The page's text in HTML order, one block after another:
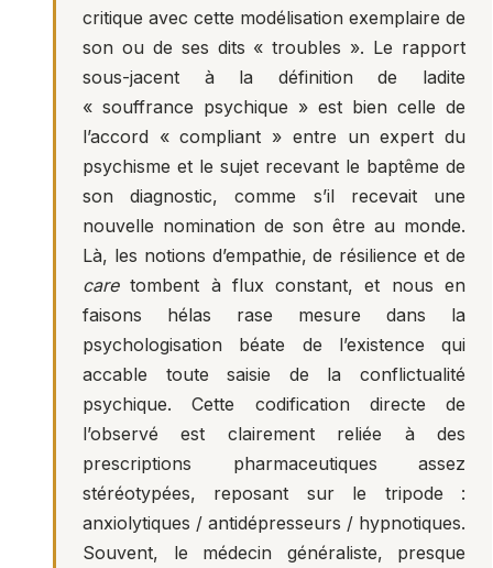
critique avec cette modélisation exemplaire de
son ou de ses dits « troubles ». Le rapport
sous-jacent à la définition de ladite
« souffrance psychique » est bien celle de
l’accord « compliant » entre un expert du
psychisme et le sujet recevant le baptême de
son diagnostic, comme s’il recevait une
nouvelle nomination de son être au monde.
Là, les notions d’empathie, de résilience et de
caretombent à flux constant, et nous en
faisons hélas rase mesure dans la
psychologisation béate de l’existence qui
accable toute saisie de la conflictualité
psychique. Cette codification directe de
l’observé est clairement reliée à des
prescriptions pharmaceutiques assez
stéréotypées, reposant sur le tripode :
anxiolytiques / antidépresseurs / hypnotiques.
Souvent, le médecin généraliste, presque